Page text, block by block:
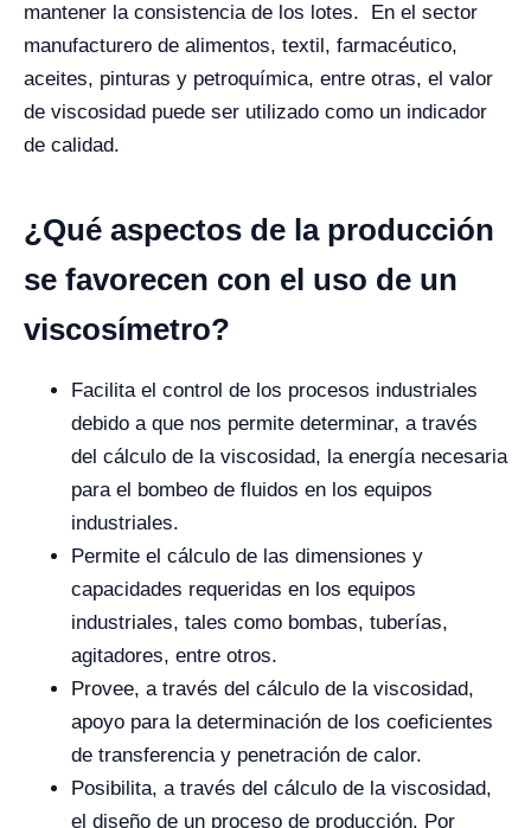
mantener la consistencia de los lotes. En el sector
manufacturero de alimentos, textil, farmacéutico,
aceites, pinturas y petroquímica, entre otras, el valor
de viscosidad puede ser utilizado como un indicador
de calidad.
¿Qué aspectos de la producción
se favorecen con el uso de un
viscosímetro?
Facilita el control de los procesos industriales
debido a que nos permite determinar, a través
del cálculo de la viscosidad, la energía necesaria
para el bombeo de fluidos en los equipos
industriales.
Permite el cálculo de las dimensiones y
capacidades requeridas en los equipos
industriales, tales como bombas, tuberías,
agitadores, entre otros.
Provee, a través del cálculo de la viscosidad,
apoyo para la determinación de los coeficientes
de transferencia y penetración de calor.
Posibilita, a través del cálculo de la viscosidad,
el diseño de un proceso de producción. Por